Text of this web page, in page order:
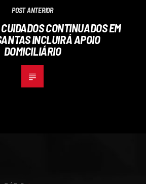
POST ANTERIOR
CONTINUADOS EM
INCLUIRÁ APOIO
DOMICILIÁRIO